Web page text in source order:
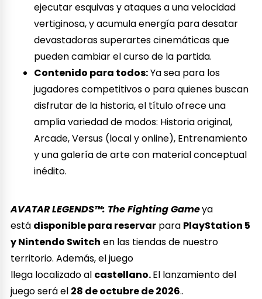
ejecutar esquivas y ataques a una velocidad
vertiginosa, y acumula energía para desatar
devastadoras superartes cinemáticas que
pueden cambiar el curso de la partida.
Contenido para todos:Ya sea para los
jugadores competitivos o para quienes buscan
disfrutar de la historia, el título ofrece una
amplia variedad de modos: Historia original,
Arcade, Versus (local y online), Entrenamiento
y una galería de arte con material conceptual
inédito.
AVATAR LEGENDS™: The Fighting Gameya
está disponible para reservar para PlayStation 5
y Nintendo Switch en las tiendas de nuestro
territorio. Además, el juego
llega localizado al castellano.El lanzamiento del
juego será el 28 de octubre de 2026..